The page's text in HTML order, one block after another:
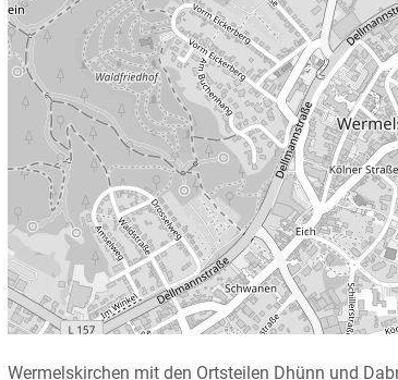
Wermelskirchen mit den Ortsteilen Dhünn und